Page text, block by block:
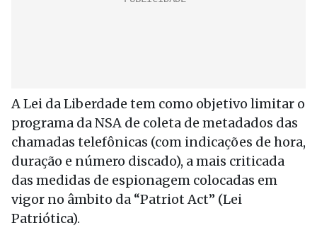
A Lei da Liberdade tem como objetivo limitar o
programa da NSA de coleta de metadados das
chamadas telefônicas (com indicações de hora,
duração e número discado), a mais criticada
das medidas de espionagem colocadas em
vigor no âmbito da “Patriot Act” (Lei
Patriótica).